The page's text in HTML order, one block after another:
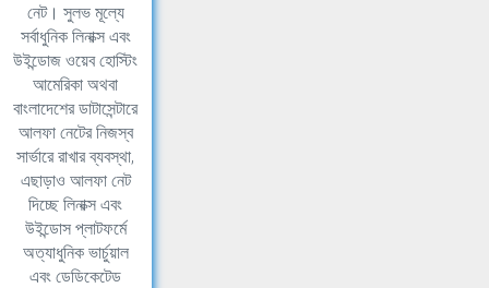
নেট। সুলভ মূল্যে
সর্বাধুনিক লিনাক্স এবং
উইন্ডোজ ওয়েব হোস্টিং
আমেরিকা অথবা
বাংলাদেশের ডাটাসেন্টারে
আলফা নেটের নিজস্ব
সার্ভারে রাখার ব্যবস্থা,
এছাড়াও আলফা নেট
দিচ্ছে লিনাক্স এবং
উইন্ডোস প্লাটফর্মে
অত্যাধুনিক ভার্চুয়াল
এবং ডেডিকেটেড